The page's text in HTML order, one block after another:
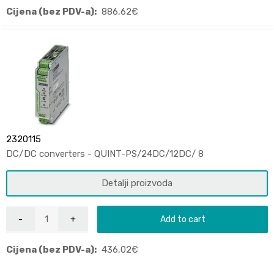
Cijena (bez PDV-a): 886,62€
2320115
DC/DC converters - QUINT-PS/24DC/12DC/ 8
Detalji proizvoda
Add to cart
Cijena (bez PDV-a): 436,02€